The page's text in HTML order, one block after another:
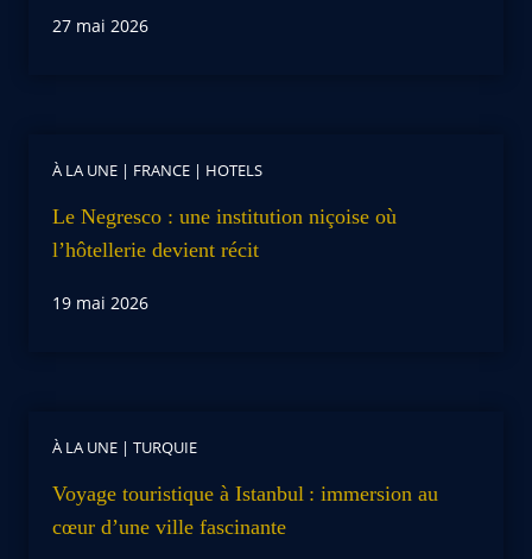
27 mai 2026
À LA UNE | FRANCE | HOTELS
Le Negresco : une institution niçoise où
l’hôtellerie devient récit
19 mai 2026
À LA UNE | TURQUIE
Voyage touristique à Istanbul : immersion au
cœur d’une ville fascinante